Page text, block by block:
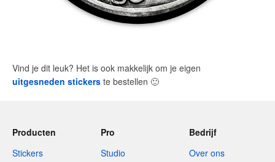
Vind je dit leuk? Het is ook makkelijk om je eigen
uitgesneden stickers te bestellen 🙂
Producten
Stickers
Pro
Studio
Bedrijf
Over ons